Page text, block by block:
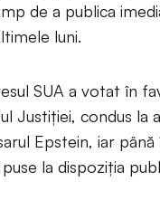
de a publica
luni.
SUA a votat în
Justiției, condus la
Epstein, iar
la dispoziția